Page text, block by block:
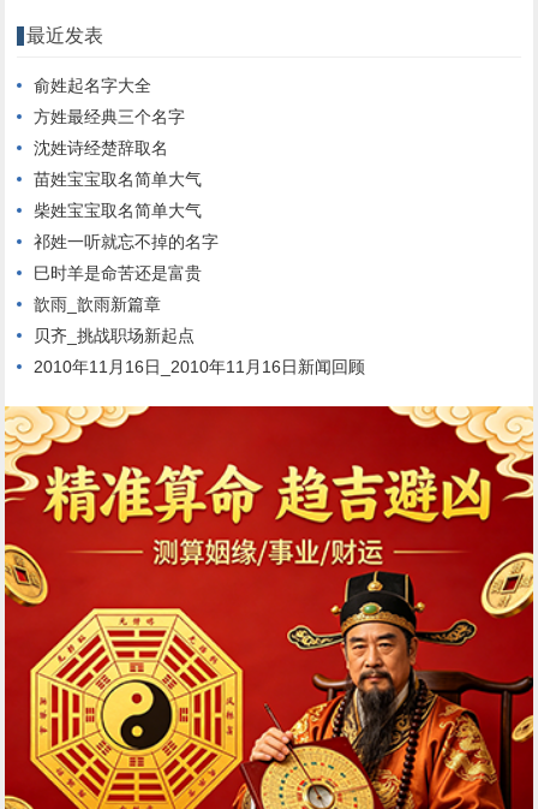
最近发表
俞姓起名字大全
方姓最经典三个名字
沈姓诗经楚辞取名
苗姓宝宝取名简单大气
柴姓宝宝取名简单大气
祁姓一听就忘不掉的名字
巳时羊是命苦还是富贵
歆雨_歆雨新篇章
贝齐_挑战职场新起点
2010年11月16日_2010年11月16日新闻回顾